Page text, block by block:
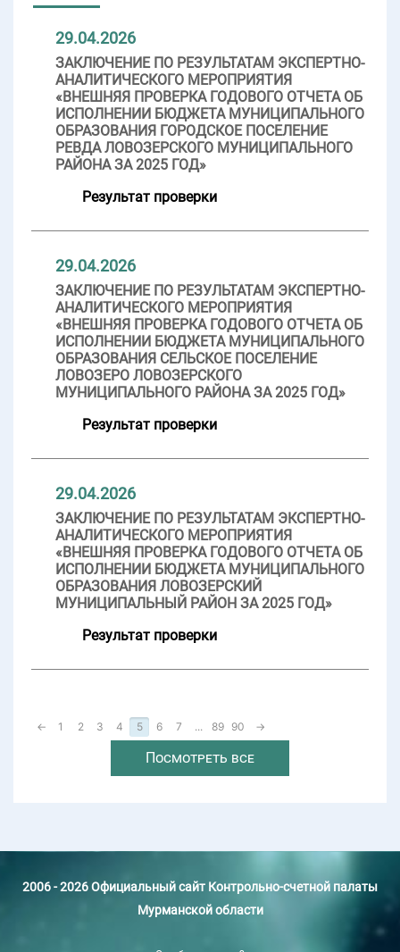
29.04.2026
ЗАКЛЮЧЕНИЕ ПО РЕЗУЛЬТАТАМ ЭКСПЕРТНО-
АНАЛИТИЧЕСКОГО МЕРОПРИЯТИЯ
«ВНЕШНЯЯ ПРОВЕРКА ГОДОВОГО ОТЧЕТА ОБ
ИСПОЛНЕНИИ БЮДЖЕТА МУНИЦИПАЛЬНОГО
ОБРАЗОВАНИЯ ГОРОДСКОЕ ПОСЕЛЕНИЕ
РЕВДА ЛОВОЗЕРСКОГО МУНИЦИПАЛЬНОГО
РАЙОНА ЗА 2025 ГОД»
Результат проверки
29.04.2026
ЗАКЛЮЧЕНИЕ ПО РЕЗУЛЬТАТАМ ЭКСПЕРТНО-
АНАЛИТИЧЕСКОГО МЕРОПРИЯТИЯ
«ВНЕШНЯЯ ПРОВЕРКА ГОДОВОГО ОТЧЕТА ОБ
ИСПОЛНЕНИИ БЮДЖЕТА МУНИЦИПАЛЬНОГО
ОБРАЗОВАНИЯ СЕЛЬСКОЕ ПОСЕЛЕНИЕ
ЛОВОЗЕРО ЛОВОЗЕРСКОГО
МУНИЦИПАЛЬНОГО РАЙОНА ЗА 2025 ГОД»
Результат проверки
29.04.2026
ЗАКЛЮЧЕНИЕ ПО РЕЗУЛЬТАТАМ ЭКСПЕРТНО-
АНАЛИТИЧЕСКОГО МЕРОПРИЯТИЯ
«ВНЕШНЯЯ ПРОВЕРКА ГОДОВОГО ОТЧЕТА ОБ
ИСПОЛНЕНИИ БЮДЖЕТА МУНИЦИПАЛЬНОГО
ОБРАЗОВАНИЯ ЛОВОЗЕРСКИЙ
МУНИЦИПАЛЬНЫЙ РАЙОН ЗА 2025 ГОД»
Результат проверки
← 1 2 3 4 5 6 7 ... 89 90 →
Посмотреть все
2006 - 2026 Официальный сайт Контрольно-счетной палаты
Мурманской области